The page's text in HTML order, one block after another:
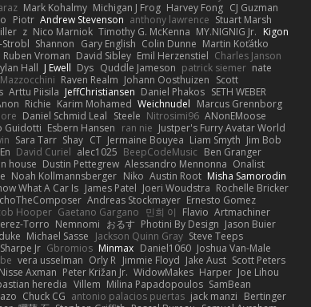
Mark Kohalmy Michigan J Frog Harvey Fong CJ Guzman
Piotr Andrew Stevenson anthony lawrence Stuart Marsh
z Nico Marniok Timothy G. McKenna MY.NIGNIG Jr. Kigon
Strobl Shannon Gary English Colin Dunne Martin Koťátko
Ruben Vroman David Sibley Emil Herzenstiel Charles Janson
Hall J Ewell Dys Quddle Jameson patrick siemer nate
Raven Realm Johann Oosthuizen Scott
Arttu Piisila JeffChristiansen Daniel Phakos SETH WEBER
Richie Karim Mohamed Weichnudel Marcus Grennborg
Daniel Schmid Leal Steele Nitrosimi96 ANonEMoose
Guidotti Esbern Hansen ran nie Justper's Furry Avatar World
Sara Tarr Shay CT Jermaine Bouyea Liam Smyth Jim Bob
David Curiel alec1025 BeepCodeMusic Ben Granger
house Dustin Pettegrew Alessandro Mennonna Onalist
Noah Kollmannsberger Niko Austin Root Misha Samorodin
What A Car Is James Patel Joeri Woudstra Rochelle Bricker
Andreas Stockmayer Ernesto Gomez
Hooper Gaetano Gargano 민희 이 Flavio Artmachiner
Torro Nemnomi おるす Photini By Design Jason Buier
Michael Sasse Jackson Quinn Gray Steve Teeps
Jr Gbromios Minmax Daniel1060 Joshua Van-Male
vera usselman Orly R Jimmie Floyd Jake Aust Scott Peters
Nisse Axman Peter Križan Jr. WidowMakes Harper Joe Lihou
heredia Villem Milina Papadopoulos SamBean
Chuck CG antonio palacios puertas jack manzi Bertinger